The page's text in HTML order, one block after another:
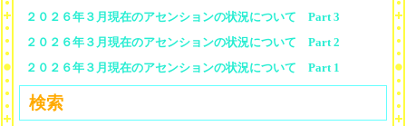
２０２６年３月現在のアセンションの状況について Part 3
２０２６年３月現在のアセンションの状況について Part 2
２０２６年３月現在のアセンションの状況について Part 1
検索